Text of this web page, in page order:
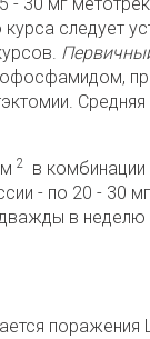
- 30 мг
следует
2
в
- по 20 - 30
в
поражения